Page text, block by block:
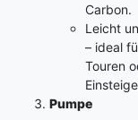
Carbon.
Leicht
– ideal
Touren
Pumpe